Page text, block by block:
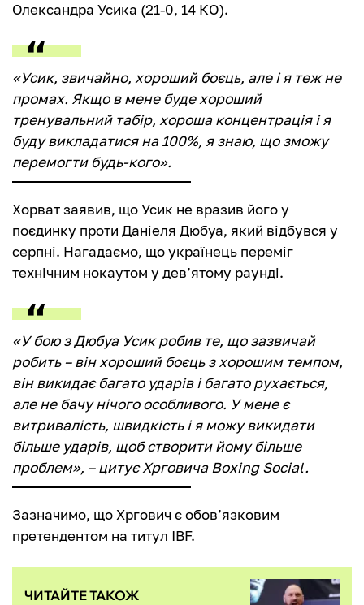
Олександра Усика (21-0, 14 КО).
«Усик, звичайно, хороший боєць, але і я теж не
промах. Якщо в мене буде хороший
тренувальний табір, хороша концентрація і я
буду викладатися на 100%, я знаю, що зможу
перемогти будь-кого».
Хорват заявив, що Усик не вразив його у
поєдинку проти Даніеля Дюбуа, який відбувся у
серпні. Нагадаємо, що українець переміг
технічним нокаутом у дев’ятому раунді.
«У бою з Дюбуа Усик робив те, що зазвичай
робить – він хороший боєць з хорошим темпом,
він викидає багато ударів і багато рухається,
але не бачу нічого особливого. У мене є
витривалість, швидкість і я можу викидати
більше ударів, щоб створити йому більше
проблем», – цитує Хрговича Boxing Social.
Зазначимо, що Хргович є обов’язковим
претендентом на титул IBF.
ЧИТАЙТЕ ТАКОЖ